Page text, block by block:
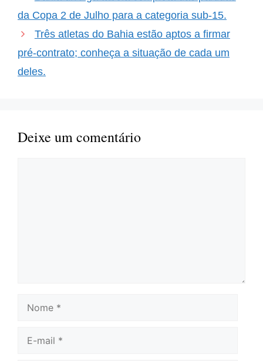
diante de tantas…
da Copa 2 de Julho para a categoria sub-15.
Três atletas do Bahia estão aptos a firmar
pré-contrato; conheça a situação de cada um
deles.
Deixe um comentário
Nome